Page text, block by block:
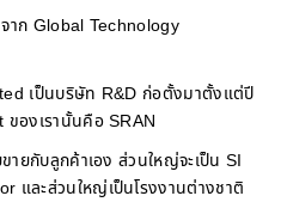
าก Global Technology
เป็นบริษัท R&D ก่อตั้งมาตั้งแต่ปี
องเรานั้นคือ SRAN
ายกับลูกค้าเอง ส่วนใหญ่จะเป็น SI
และส่วนใหญ่เป็นโรงงานต่างชาติ